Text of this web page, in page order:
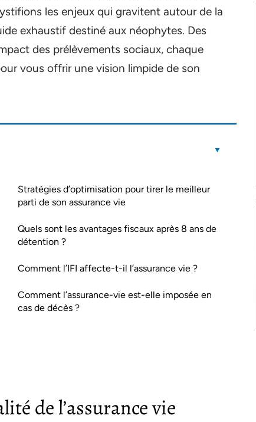
les enjeux qui gravitent autour de la
exhaustif destiné aux néophytes. Des
des prélèvements sociaux, chaque
vous offrir une vision limpide de son
Stratégies d’optimisation pour tirer le meilleur
parti de son assurance vie
Quels sont les avantages fiscaux après 8 ans de
détention ?
Comment l’IFI affecte-t-il l’assurance vie ?
Comment l’assurance-vie est-elle imposée en
cas de décès ?
de l’assurance vie